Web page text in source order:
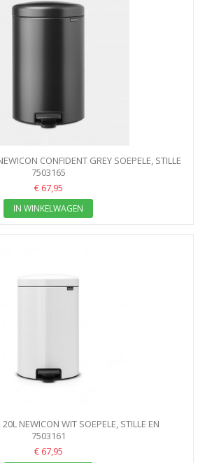
CONFIDENT GREY SOEPELE, STILLE
EN...
7503165
€ 67,95
IN WINKELWAGEN
NEWICON WIT SOEPELE, STILLE EN
GEURDICHTE...
7503161
€ 67,95